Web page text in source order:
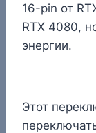
16-pin от
RTX 4080,
энергии.
Этот